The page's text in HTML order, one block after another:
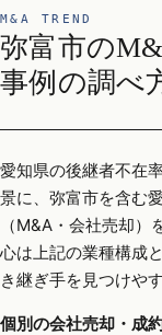
M&A TREND
弥富市の
事例の調べ
愛知県の後継者不在
景に、弥富市を含む
（M&A・会社売却
心は上記の業種構成
き継ぎ手を見つけや
個別の会社売却・成